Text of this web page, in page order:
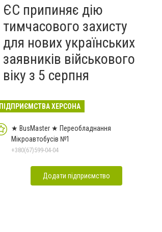
ЄС припиняє дію
тимчасового захисту
для нових українських
заявників військового
віку з 5 серпня
ПІДПРИЄМСТВА ХЕРСОНА
★ BusMaster ★ Переобладнання
Мікроавтобусів №1
+380(67)599-04-04
Додати підприємство